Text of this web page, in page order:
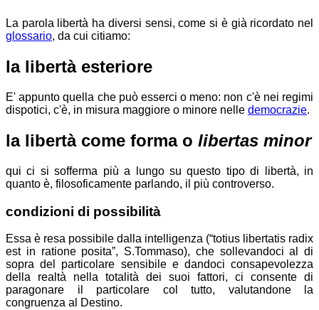
La parola libertà ha diversi sensi, come si è già ricordato nel
glossario, da cui citiamo:
la libertà esteriore
E' appunto quella che può esserci o meno: non c'è nei regimi
dispotici, c'è, in misura maggiore o minore nelle democrazie.
la libertà come forma o libertas minor
qui ci si sofferma più a lungo su questo tipo di libertà, in
quanto è, filosoficamente parlando, il più controverso.
condizioni di possibilità
Essa è resa possibile dalla intelligenza (“totius libertatis radix
est in ratione posita”, S.Tommaso), che sollevandoci al di
sopra del particolare sensibile e dandoci consapevolezza
della realtà nella totalità dei suoi fattori, ci consente di
paragonare il particolare col tutto, valutandone la
congruenza al Destino.